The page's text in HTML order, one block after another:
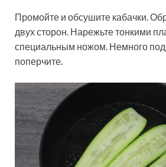
Промойте и обсушите кабачки.
двух сторон. Нарежьте тонкими
специальным ножом. Немного
поперчите.